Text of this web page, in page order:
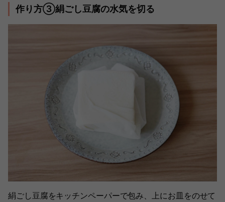
作り方③絹ごし豆腐の水気を切る
絹ごし豆腐をキッチンペーパーで包み、上にお皿をのせて